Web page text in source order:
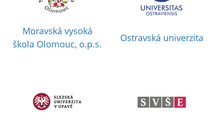
Moravská vysoká
škola Olomouc, o.p.s.
Ostravská univerzita